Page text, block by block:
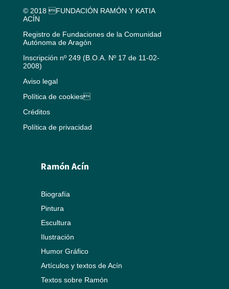
© 2018 FUNDACIÓN RAMÓN Y KATIA
ACÍN
Registro de Fundaciones de la Comunidad
Autónoma de Aragón
Inscripción nº 249 (B.O.A. Nº 17 de 11-02-
2008)
Aviso legal
Política de cookies
Créditos
Política de privacidad
Ramón Acín
Biografía
Pintura
Escultura
Ilustración
Humor Gráfico
Artículos y textos de Acín
Textos sobre Ramón